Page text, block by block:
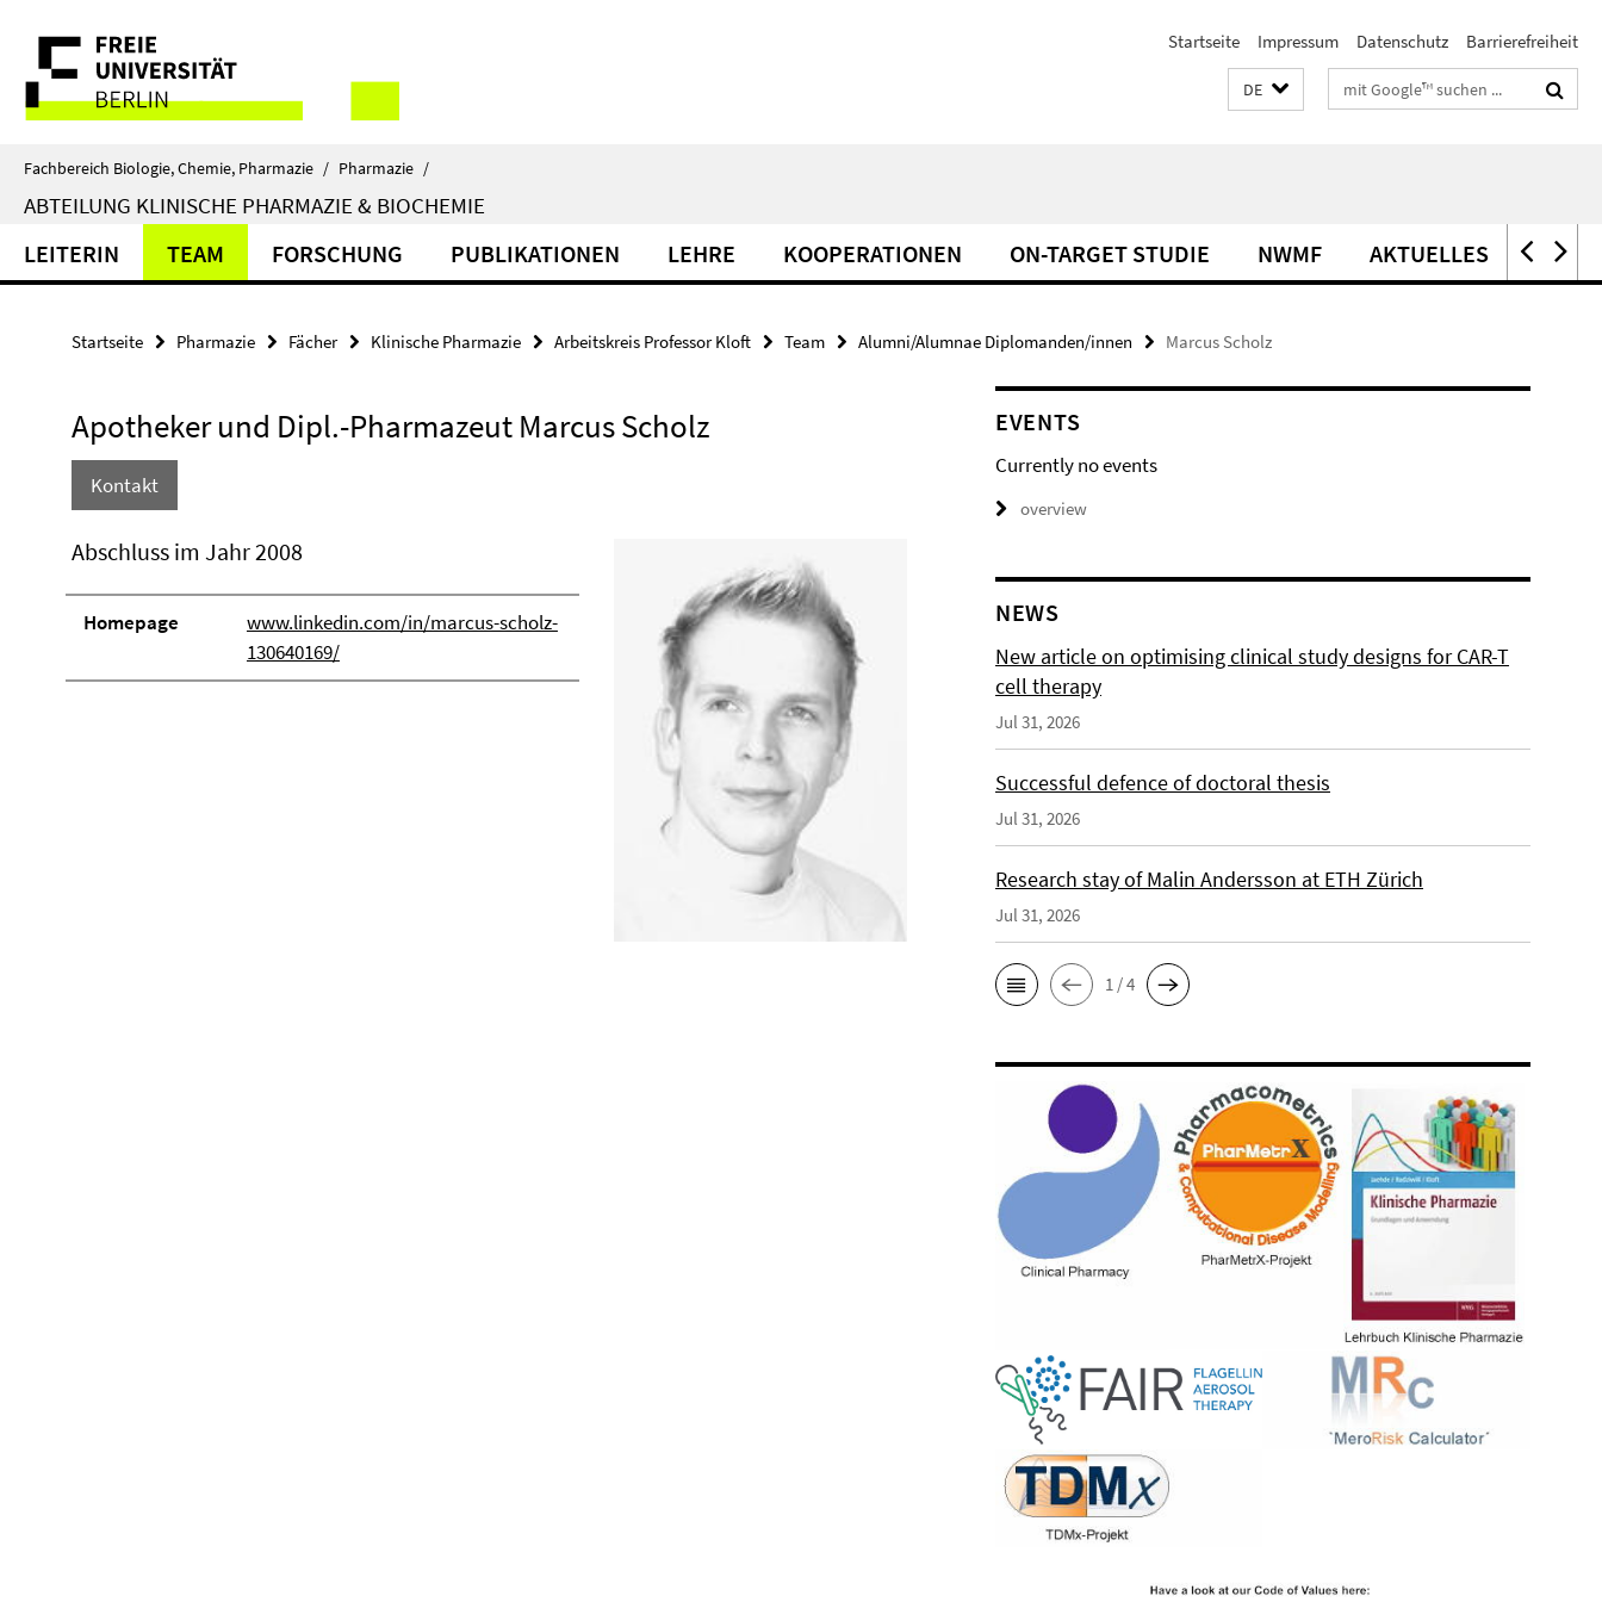
direkt
Inhalt
Service-
Navigation
Startseite Impressum Datenschutz Barrierefreiheit
DE Suchbegriffe
Fachbereich Biologie, Chemie, Pharmazie / Pharmazie /
ABTEILUNG KLINISCHE PHARMAZIE & BIOCHEMIE
LEITERIN TEAM FORSCHUNG PUBLIKATIONEN LEHRE KOOPERATIONEN ON-TARGET STUDIE NWMF AKTUELLES
Startseite Pharmazie Fächer Klinische Pharmazie Arbeitskreis Professor Kloft Team Alumni/Alumnae Diplomanden/innen Marcus Scholz
Apotheker und Dipl.-Pharmazeut Marcus Scholz
Kontakt
Abschluss im Jahr 2008
Homepage
www.linkedin.com/in/marcus-scholz-
130640169/
EVENTS
Currently no events
overview
NEWS
New article on optimising clinical study designs for CAR-T
cell therapy
Jul 31, 2026
Successful defence of doctoral thesis
Jul 31, 2026
Research stay of Malin Andersson at ETH Zürich
Jul 31, 2026
1 / 4